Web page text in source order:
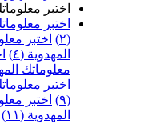
معلوماتك المهدوية
معلوماتك المهدوية (١)
اختبر معلوماتك المهدوية
اختبر معلوماتك
المهدوية (٦)
معلوماتك المهدوية (٨)
اختبر معلوماتك المهدوية
اختبر